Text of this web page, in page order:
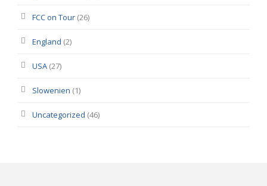
FCC on Tour (26)
England (2)
USA (27)
Slowenien (1)
Uncategorized (46)